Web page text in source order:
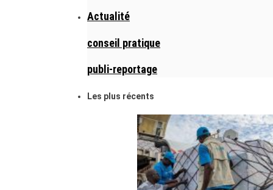
Actualité
conseil pratique
publi-reportage
Les plus récents